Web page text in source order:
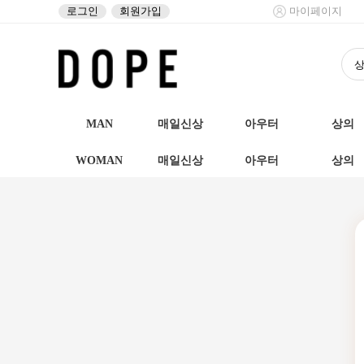
로그인 회원가입 마이페이지
MAN 매일신상 아우터 상의
WOMAN 매일신상 아우터 상의